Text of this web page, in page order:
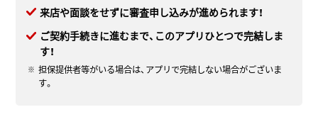
来店や面談をせずに審査申し込みが進められます！
ご契約手続きに進むまで、このアプリひとつで完結しま
す！
担保提供者等がいる場合は、アプリで完結しない場合がございま
す。